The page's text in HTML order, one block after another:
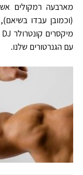
עם הגנרטורים שלנו.